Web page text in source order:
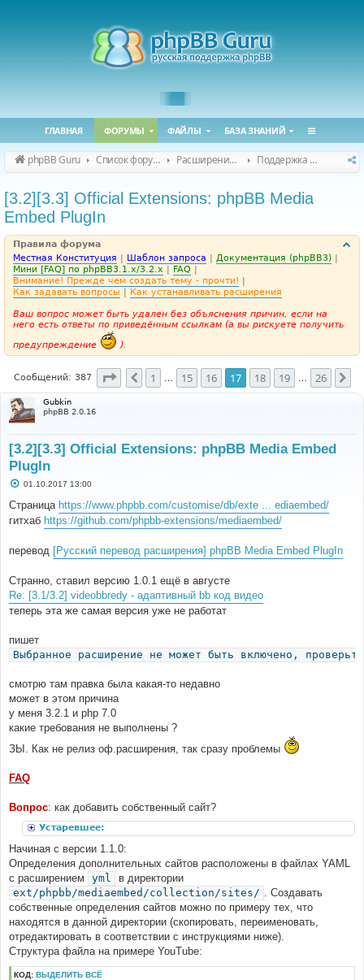
ГЛАВНАЯ ФОРУМЫ ФАЙЛЫ БАЗА ЗНАНИЙ
phpBB Guru Список форумов Расширения phpBB Поддержка расширений для phpBB
[3.2][3.3] Official Extensions: phpBB Media
Embed PlugIn
Правила форума
Местная Конституция | Шаблон запроса | Документация (phpBB3) |
Мини [FAQ] по phpBB3.1.x/3.2.x | FAQ |
Внимание! Прежде чем создать тему - прочти! |
Как задавать вопросы | Как устанавливать расширения
Ваш вопрос может быть удален без объяснения причин, если на
него есть ответы по приведённым ссылкам (а вы рискуете получить
предупреждение
).
Сообщений: 387 Страница17 из 26
Пред.
1 15 16 17 18 19 26
Gubkin
phpBB 2.0.16
[3.2][3.3] Official Extensions: phpBB Media Embed
PlugIn
С
о
б
щ
и
01.10.2017 13:00
Страница https://www.phpbb.com/customise/db/exte ... ediaembed/
гитхаб https://github.com/phpbb-extensions/mediaembed/
перевод [Русский перевод расширения] phpBB Media Embed PlugIn
Странно, ставил версию 1.0.1 ещё в августе
Re: [3.1/3.2] videobbredy - адаптивный bb код видео
теперь эта же самая версия уже не работат
пишет
Выбранное расширение не может быть включено,
смотрю там правка была какая-то недавно
может в этом причина
у меня 3.2.1 и php 7.0
какие требования не выполнены ?
ЗЫ. Как не релиз оф.расширения, так сразу проблемы
FAQ
Вопрос: как добавить собственный сайт?
Устаревшее:
Начиная с версии 1.1.0:
Определения дополнительных сайтов расположены в файлах YAML
с расширением
yml
в директории
ext/phpbb/mediaembed/collection/sites/
. Создавать
собственные определения сайтов можно по примеру тех, что
находятся в данной директории (скопировать, переименовать,
отредактировать в соответствии с инструкциями ниже).
Структура файла на примере YouTube:
КОД: ВЫДЕЛИТЬ ВСЁ